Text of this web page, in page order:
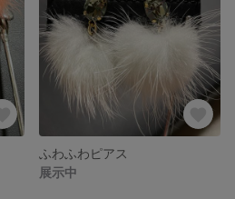
ふわふわピアス
展示中